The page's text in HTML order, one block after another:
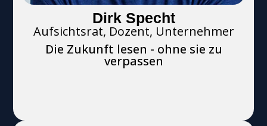
Dirk Specht
Aufsichtsrat, Dozent, Unternehmer
Die Zukunft lesen - ohne sie zu
verpassen